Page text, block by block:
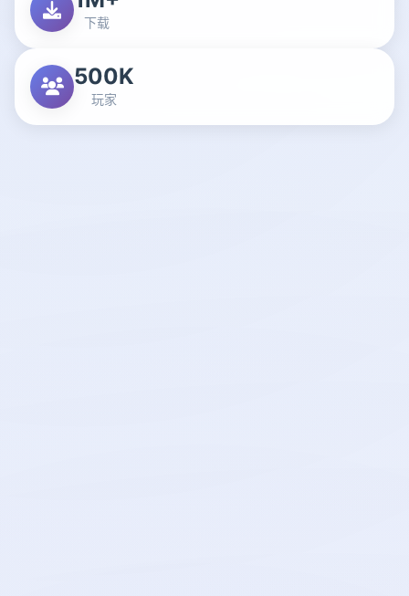
下载
500K
玩家